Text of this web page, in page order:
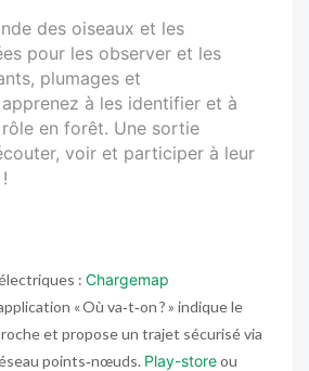
des oiseaux et les
pour les observer et les
plumages et
à les identifier et à
en forêt. Une sortie
voir et participer à leur
: Chargemap
« Où va‑t‑on ? » indique le
et propose un trajet sécurisé via
points‑nœuds. Play-storeou